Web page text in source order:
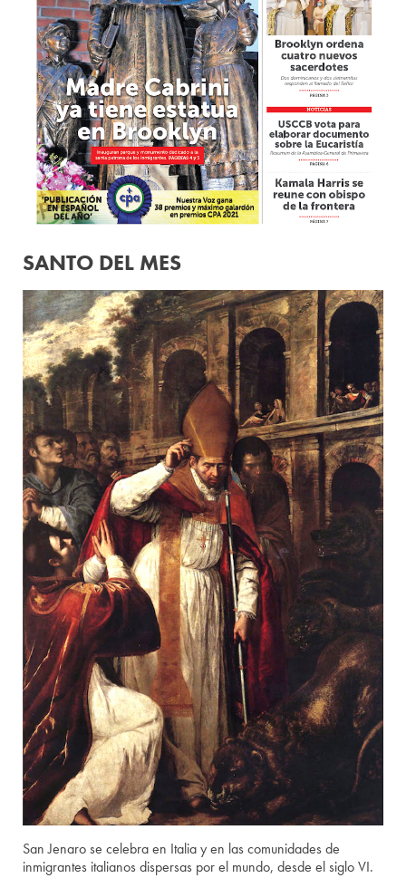
SANTO DEL MES
San Jenaro se celebra en Italia y en las comunidades de
inmigrantes italianos dispersas por el mundo, desde el siglo VI.